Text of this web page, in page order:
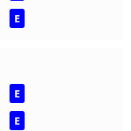
E
E
E